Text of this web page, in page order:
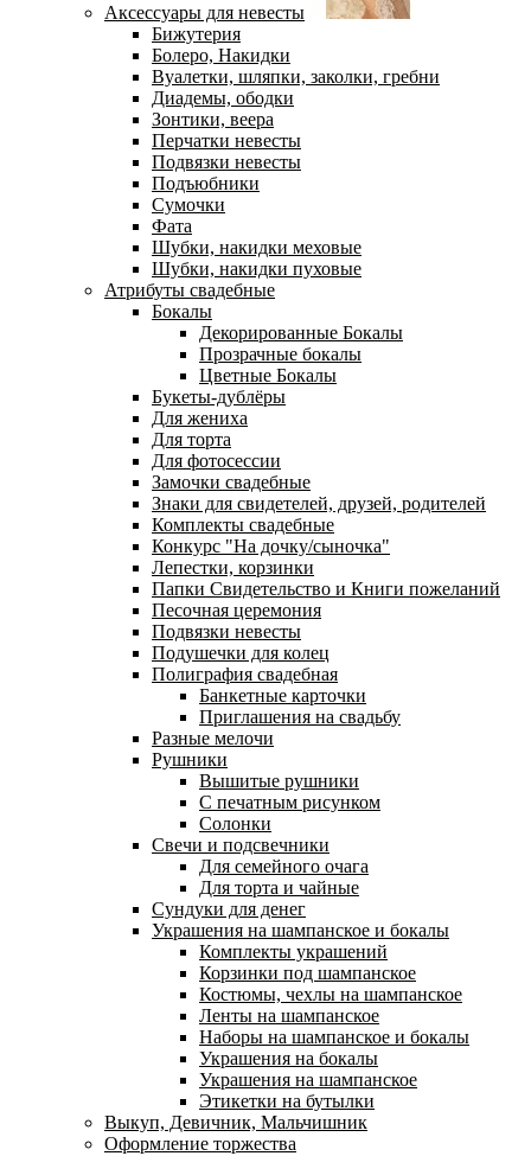
Аксессуары для невесты
Бижутерия
Болеро, Накидки
Вуалетки, шляпки, заколки, гребни
Диадемы, ободки
Зонтики, веера
Перчатки невесты
Подвязки невесты
Подъюбники
Сумочки
Фата
Шубки, накидки меховые
Шубки, накидки пуховые
Атрибуты свадебные
Бокалы
Декорированные Бокалы
Прозрачные бокалы
Цветные Бокалы
Букеты-дублёры
Для жениха
Для торта
Для фотосессии
Замочки свадебные
Знаки для свидетелей, друзей, родителей
Комплекты свадебные
Конкурс "На дочку/сыночка"
Лепестки, корзинки
Папки Свидетельство и Книги пожеланий
Песочная церемония
Подвязки невесты
Подушечки для колец
Полиграфия свадебная
Банкетные карточки
Приглашения на свадьбу
Разные мелочи
Рушники
Вышитые рушники
С печатным рисунком
Солонки
Свечи и подсвечники
Для семейного очага
Для торта и чайные
Сундуки для денег
Украшения на шампанское и бокалы
Комплекты украшений
Корзинки под шампанское
Костюмы, чехлы на шампанское
Ленты на шампанское
Наборы на шампанское и бокалы
Украшения на бокалы
Украшения на шампанское
Этикетки на бутылки
Выкуп, Девичник, Мальчишник
Оформление торжества